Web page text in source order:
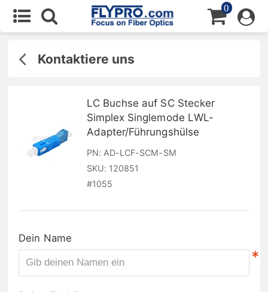
0
Kontaktiere uns
LC Buchse auf SC Stecker
Simplex Singlemode LWL-
Adapter/Führungshülse
PN: AD-LCF-SCM-SM
SKU: 120851
#1055
Dein Name
*